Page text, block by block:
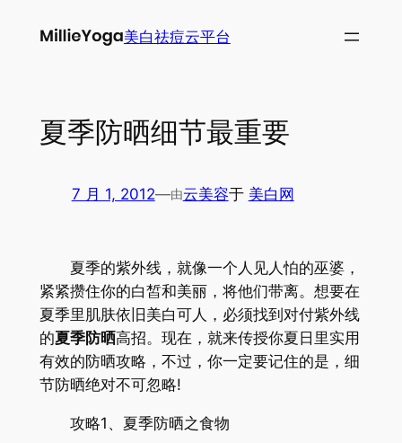
美白祛痘云平台
夏季防晒细节最重要
7 月 1, 2012—由云美容于 美白网
夏季的紫外线，就像一个人见人怕的巫婆，
紧紧攒住你的白皙和美丽，将他们带离。想要在
夏季里肌肤依旧美白可人，必须找到对付紫外线
的夏季防晒高招。现在，就来传授你夏日里实用
有效的防晒攻略，不过，你一定要记住的是，细
节防晒绝对不可忽略!
攻略1、夏季防晒之食物